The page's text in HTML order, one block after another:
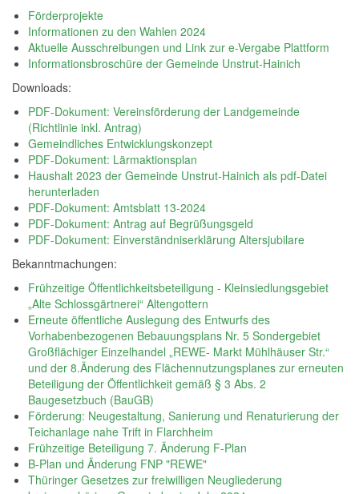
Förderprojekte
Informationen zu den Wahlen 2024
Aktuelle Ausschreibungen und Link zur e-Vergabe Plattform
Informationsbroschüre der Gemeinde Unstrut-Hainich
Downloads:
PDF-Dokument: Vereinsförderung der Landgemeinde
(Richtlinie inkl. Antrag)
Gemeindliches Entwicklungskonzept
PDF-Dokument: Lärmaktionsplan
Haushalt 2023 der Gemeinde Unstrut-Hainich als pdf-Datei
herunterladen
PDF-Dokument: Amtsblatt 13-2024
PDF-Dokument: Antrag auf Begrüßungsgeld
PDF-Dokument: Einverständniserklärung Altersjubilare
Bekanntmachungen:
Frühzeitige Öffentlichkeitsbeteiligung - Kleinsiedlungsgebiet
„Alte Schlossgärtnerei“ Altengottern
Erneute öffentliche Auslegung des Entwurfs des
Vorhabenbezogenen Bebauungsplans Nr. 5 Sondergebiet
Großflächiger Einzelhandel „REWE- Markt Mühlhäuser Str.“
und der 8.Änderung des Flächennutzungsplanes zur erneuten
Beteiligung der Öffentlichkeit gemäß § 3 Abs. 2
Baugesetzbuch (BauGB)
Förderung: Neugestaltung, Sanierung und Renaturierung der
Teichanlage nahe Trift in Flarchheim
Frühzeitige Beteiligung 7. Änderung F-Plan
B-Plan und Änderung FNP "REWE"
Thüringer Gesetzes zur freiwilligen Neugliederung